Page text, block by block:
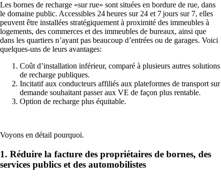
Les bornes de recharge «sur rue» sont situées en bordure de rue, dans
le domaine public. Accessibles 24 heures sur 24 et 7 jours sur 7, elles
peuvent être installées stratégiquement à proximité des immeubles à
logements, des commerces et des immeubles de bureaux, ainsi que
dans les quartiers n’ayant pas beaucoup d’entrées ou de garages. Voici
quelques-uns de leurs avantages:
Coût d’installation inférieur, comparé à plusieurs autres solutions
de recharge publiques.
Incitatif aux conducteurs affiliés aux plateformes de transport sur
demande souhaitant passer aux VE de façon plus rentable.
Option de recharge plus équitable.
Voyons en détail pourquoi.
1. Réduire la facture des propriétaires de bornes, des
services publics et des automobilistes